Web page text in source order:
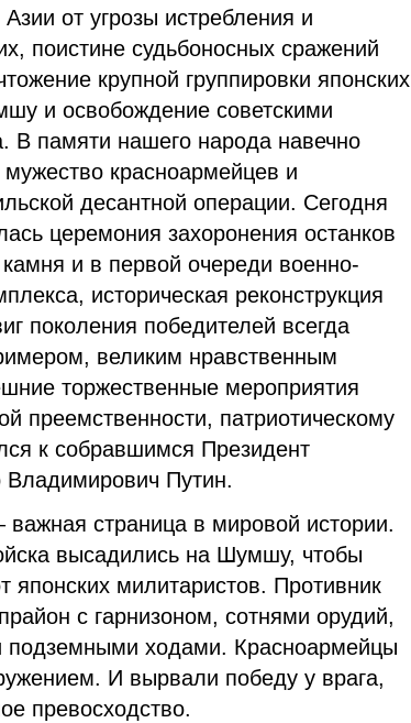
от угрозы истребления и
поистине судьбоносных сражений
крупной группировки японских
и освобождение советскими
В памяти нашего народа навечно
красноармейцев и
десантной операции. Сегодня
церемония захоронения останков
и в первой очереди военно-
историческая реконструкция
поколения победителей всегда
великим нравственным
торжественные мероприятия
преемственности, патриотическому
к собравшимся Президент
Путин.
важная страница в мировой истории.
высадились на Шумшу, чтобы
японских милитаристов. Противник
с гарнизоном, сотнями орудий,
ходами. Красноармейцы
И вырвали победу у врага,
превосходство.